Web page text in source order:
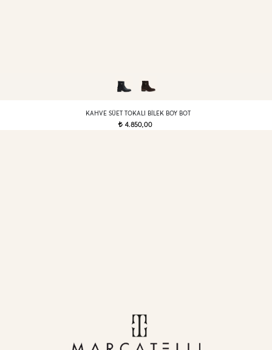
KAHVE SÜET TOKALI BILEK BOY BOT
t 4.850,00